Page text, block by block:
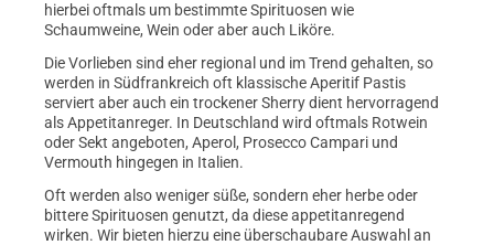
hierbei oftmals um bestimmte Spirituosen wie
Schaumweine, Wein oder aber auch Liköre.
Die Vorlieben sind eher regional und im Trend gehalten, so
werden in Südfrankreich oft klassische Aperitif Pastis
serviert aber auch ein trockener Sherry dient hervorragend
als Appetitanreger. In Deutschland wird oftmals Rotwein
oder Sekt angeboten, Aperol, Prosecco Campari und
Vermouth hingegen in Italien.
Oft werden also weniger süße, sondern eher herbe oder
bittere Spirituosen genutzt, da diese appetitanregend
wirken. Wir bieten hierzu eine überschaubare Auswahl an